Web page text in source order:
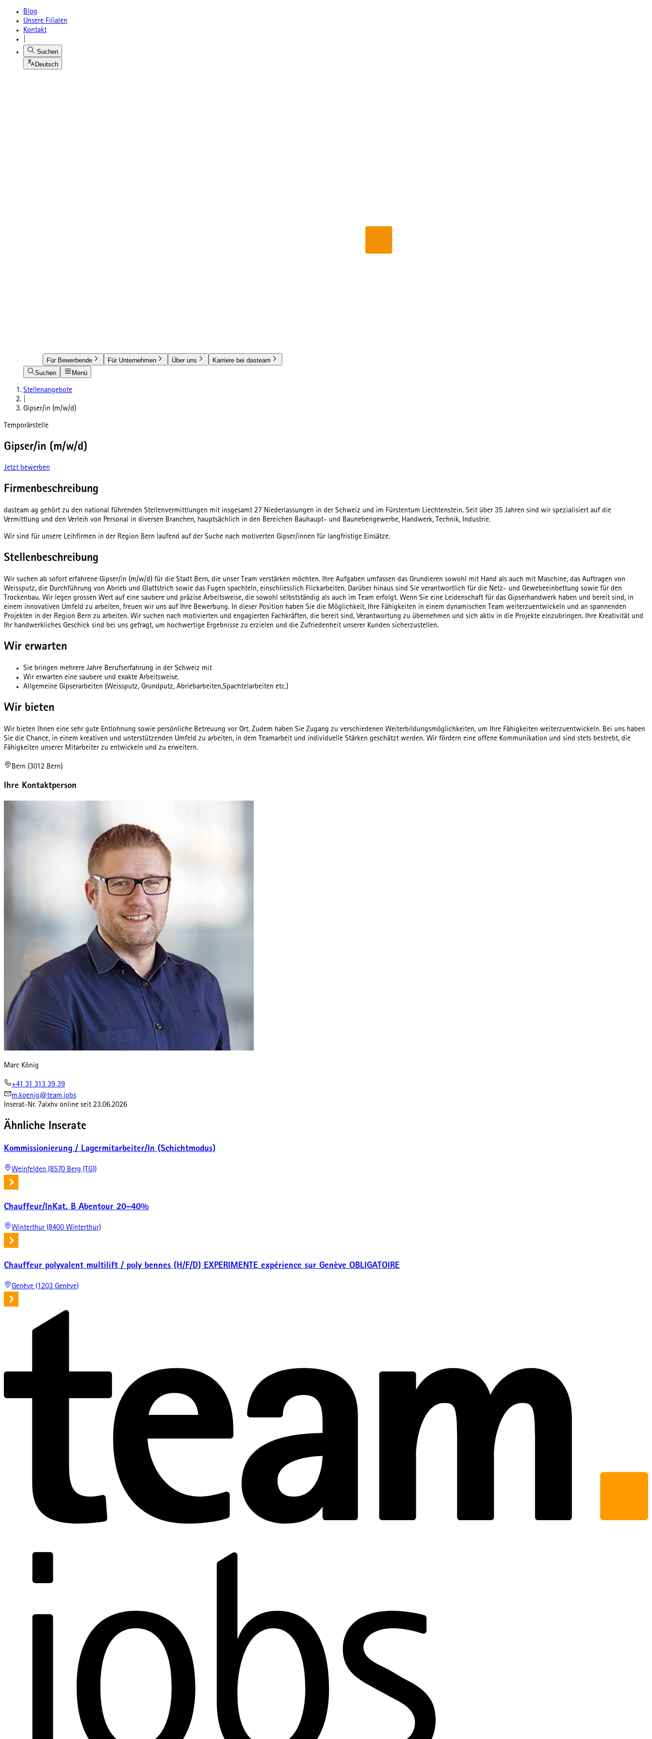
Blog
Unsere Filialen
Kontakt
Suchen
Deutsch
Für Bewerbende Für Unternehmen Über uns
Karriere bei dasteam
Suchen
Menü
Stellenangebote
Gipser/in (m/w/d)
Temporärstelle
Gipser/in (m/w/d)
Jetzt bewerben
Firmenbeschreibung
dasteam ag gehört zu den national führenden Stellenvermittlungen mit insgesamt 27 Niederlassungen in der Schweiz und im Fürstentum Liechtenstein. Seit über 35 Jahren sind wir spezialisiert auf die
Vermittlung und den Verleih von Personal in diversen Branchen, hauptsächlich in den Bereichen Bauhaupt- und Baunebengewerbe, Handwerk, Technik, Industrie.
Wir sind für unsere Leihfirmen in der Region Bern laufend auf der Suche nach motiverten Gipser/innen für langfristige Einsätze.
Stellenbeschreibung
Wir suchen ab sofort erfahrene Gipser/in (m/w/d) für die Stadt Bern, die unser Team verstärken möchten. Ihre Aufgaben umfassen das Grundieren sowohl mit Hand als auch mit Maschine, das Auftragen von
Weissputz, die Durchführung von Abrieb und Glattstrich sowie das Fugen spachteln, einschliesslich Flickarbeiten. Darüber hinaus sind Sie verantwortlich für die Netz- und Gewebeeinbettung sowie für den
Trockenbau. Wir legen grossen Wert auf eine saubere und präzise Arbeitsweise, die sowohl selbstständig als auch im Team erfolgt. Wenn Sie eine Leidenschaft für das Gipserhandwerk haben und bereit sind, in
einem innovativen Umfeld zu arbeiten, freuen wir uns auf Ihre Bewerbung. In dieser Position haben Sie die Möglichkeit, Ihre Fähigkeiten in einem dynamischen Team weiterzuentwickeln und an spannenden
Projekten in der Region Bern zu arbeiten. Wir suchen nach motivierten und engagierten Fachkräften, die bereit sind, Verantwortung zu übernehmen und sich aktiv in die Projekte einzubringen. Ihre Kreativität und
Ihr handwerkliches Geschick sind bei uns gefragt, um hochwertige Ergebnisse zu erzielen und die Zufriedenheit unserer Kunden sicherzustellen.
Wir erwarten
Sie bringen mehrere Jahre Berufserfahrung in der Schweiz mit
Wir erwarten eine saubere und exakte Arbeitsweise.
Allgemeine Gipserarbeiten (Weissputz, Grundputz, Abriebarbeiten,Spachtelarbeiten etc.)
Wir bieten
Wir bieten Ihnen eine sehr gute Entlohnung sowie persönliche Betreuung vor Ort. Zudem haben Sie Zugang zu verschiedenen Weiterbildungsmöglichkeiten, um Ihre Fähigkeiten weiterzuentwickeln. Bei uns haben
Sie die Chance, in einem kreativen und unterstützenden Umfeld zu arbeiten, in dem Teamarbeit und individuelle Stärken geschätzt werden. Wir fördern eine offene Kommunikation und sind stets bestrebt, die
Fähigkeiten unserer Mitarbeiter zu entwickeln und zu erweitern.
Bern (3012 Bern)
Ihre Kontaktperson
Marc König
+41 31 313 39 39
m.koenig@team.jobs
Inserat-Nr. 7alxhv online seit 23.06.2026
Ähnliche Inserate
Kommissionierung / Lagermitarbeiter/In (Schichtmodus)
Weinfelden (8570 Berg (TG))
Chauffeur/InKat. B Abentour 20–40%
Winterthur (8400 Winterthur)
Chauffeur polyvalent multilift / poly bennes (H/F/D) EXPERIMENTE expérience sur Genève OBLIGATOIRE
Genève (1203 Genève)